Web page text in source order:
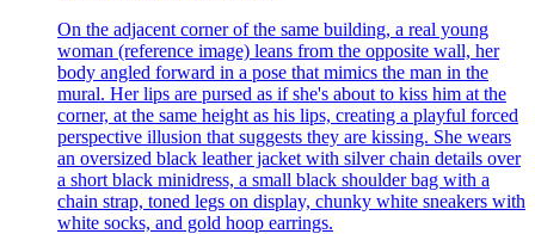
On the adjacent corner of the same building, a real young
woman (reference image) leans from the opposite wall, her
body angled forward in a pose that mimics the man in the
mural. Her lips are pursed as if she's about to kiss him at the
corner, at the same height as his lips, creating a playful forced
perspective illusion that suggests they are kissing. She wears
an oversized black leather jacket with silver chain details over
a short black minidress, a small black shoulder bag with a
chain strap, toned legs on display, chunky white sneakers with
white socks, and gold hoop earrings.